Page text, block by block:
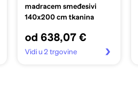
madracem smeđesivi
140x200 cm tkanina
od 638,07 €
Vidi u 2 trgovine